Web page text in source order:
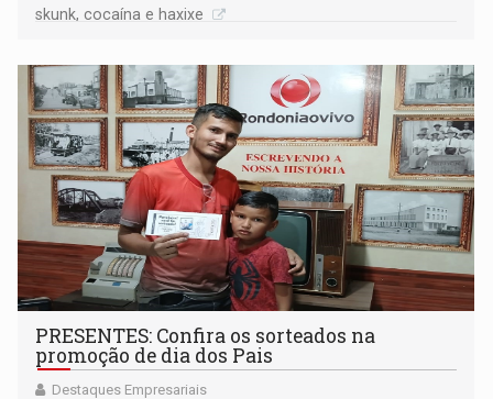
skunk, cocaína e haxixe
PRESENTES: Confira os sorteados na
promoção de dia dos Pais
Destaques Empresariais